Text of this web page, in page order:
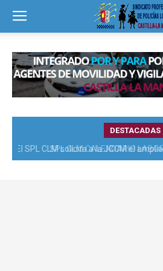
DESTACADAS
SPL CLM CALENDARIO
recomendaciones para